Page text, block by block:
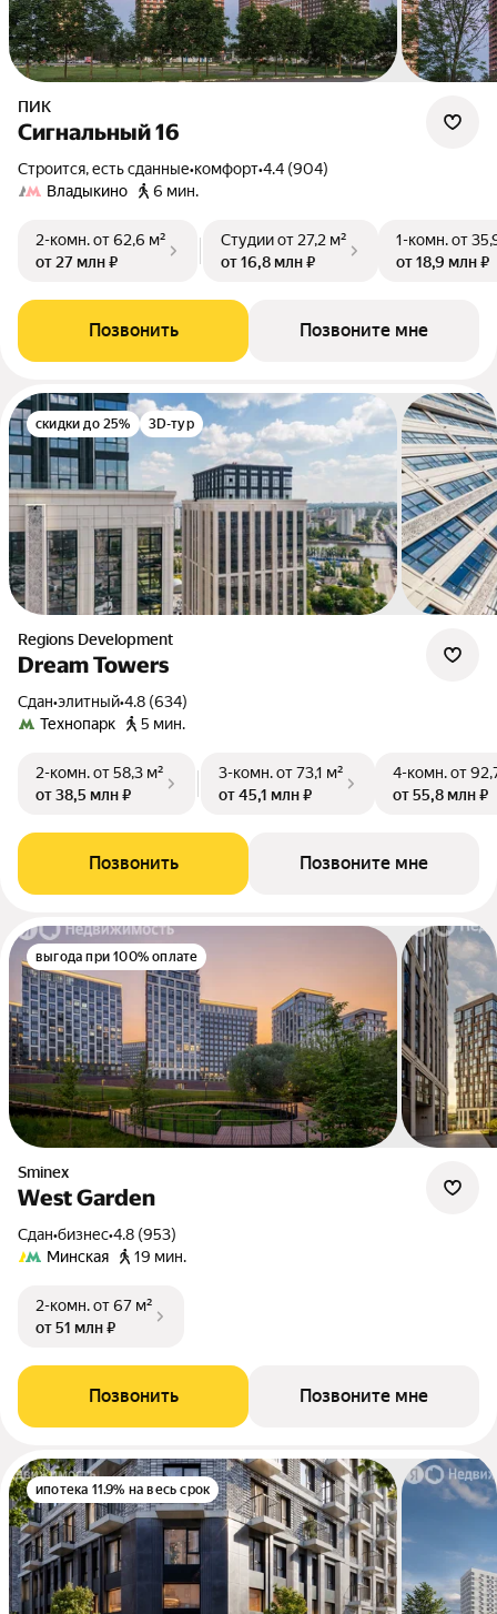
ПИК
Сигнальный 16
Строится, есть сданные•комфорт•4.4 (904)
Владыкино
6 мин.
2-комн.от 62,6 м²
от 27 млн ₽
Студииот 27,2 м²
от 16,8 млн ₽
1-комн.от
от 18,9 млн ₽
Позвонить Позвоните мне
скидки до 25% 3D-тур
Regions Development
Dream Towers
Сдан•элитный•4.8 (634)
Технопарк
5 мин.
2-комн.от 58,3 м²
от 38,5 млн ₽
3-комн.от 73,1 м²
от 45,1 млн ₽
4-комн.от
от 55,8 млн ₽
Позвонить Позвоните мне
выгода при 100% оплате
Sminex
West Garden
Сдан•бизнес•4.8 (953)
Минская
19 мин.
2-комн.от 67 м²
от 51 млн ₽
Позвонить Позвоните мне
ипотека 11.9% на весь срок